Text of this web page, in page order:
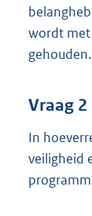
wordt met
gehouden.
Vraag 2
In
veiligheid